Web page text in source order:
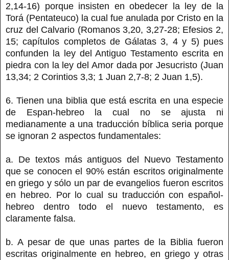
2,14-16) porque insisten en obedecer la ley de la
Torá (Pentateuco) la cual fue anulada por Cristo en la
cruz del Calvario (Romanos 3,20, 3,27-28; Efesios 2,
15; capítulos completos de Gálatas 3, 4 y 5) pues
confunden la ley del Antiguo Testamento escrita en
piedra con la ley del Amor dada por Jesucristo (Juan
13,34; 2 Corintios 3,3; 1 Juan 2,7-8; 2 Juan 1,5).
6. Tienen una biblia que está escrita en una especie
de Espan-hebreo la cual no se ajusta ni
medianamente a una traducción bíblica seria porque
se ignoran 2 aspectos fundamentales:
a. De textos más antiguos del Nuevo Testamento
que se conocen el 90% están escritos originalmente
en griego y sólo un par de evangelios fueron escritos
en hebreo. Por lo cual su traducción con español-
hebreo dentro todo el nuevo testamento, es
claramente falsa.
b. A pesar de que unas partes de la Biblia fueron
escritas originalmente en hebreo, en griego y otras